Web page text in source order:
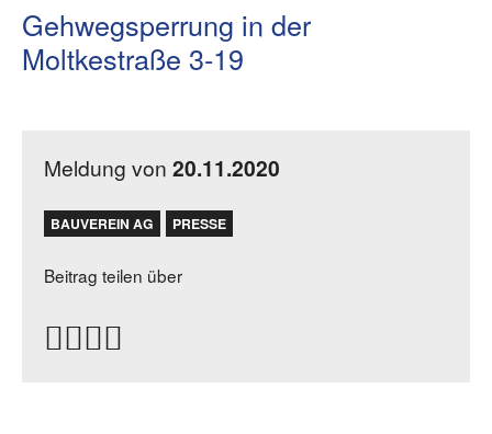
Meldung von 20.11.2020
BAUVEREIN AG PRESSE
Beitrag teilen über
Gehwegsperrung in der
Moltkestraße 3-19